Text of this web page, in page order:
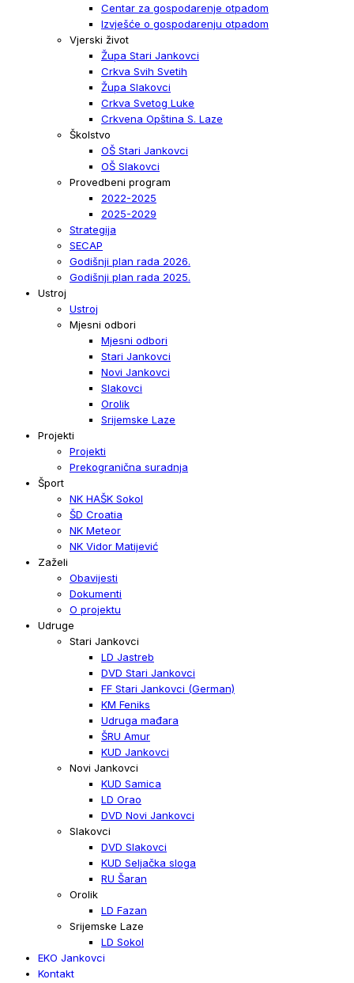
Centar za gospodarenje otpadom
Izvješće o gospodarenju otpadom
Vjerski život
Župa Stari Jankovci
Crkva Svih Svetih
Župa Slakovci
Crkva Svetog Luke
Crkvena Opština S. Laze
Školstvo
OŠ Stari Jankovci
OŠ Slakovci
Provedbeni program
2022-2025
2025-2029
Strategija
SECAP
Godišnji plan rada 2026.
Godišnji plan rada 2025.
Ustroj
Ustroj
Mjesni odbori
Mjesni odbori
Stari Jankovci
Novi Jankovci
Slakovci
Orolik
Srijemske Laze
Projekti
Projekti
Prekogranična suradnja
Šport
NK HAŠK Sokol
ŠD Croatia
NK Meteor
NK Vidor Matijević
Zaželi
Obavijesti
Dokumenti
O projektu
Udruge
Stari Jankovci
LD Jastreb
DVD Stari Jankovci
FF Stari Jankovci (German)
KM Feniks
Udruga mađara
ŠRU Amur
KUD Jankovci
Novi Jankovci
KUD Samica
LD Orao
DVD Novi Jankovci
Slakovci
DVD Slakovci
KUD Seljačka sloga
RU Šaran
Orolik
LD Fazan
Srijemske Laze
LD Sokol
EKO Jankovci
Kontakt